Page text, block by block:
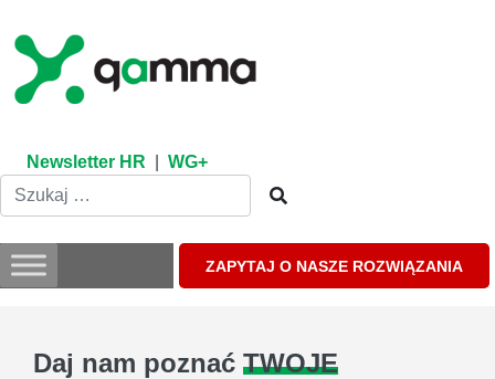
content
Newsletter HR WG+
ZAPYTAJ O NASZE ROZWIĄZANIA
Daj nam poznać TWOJE